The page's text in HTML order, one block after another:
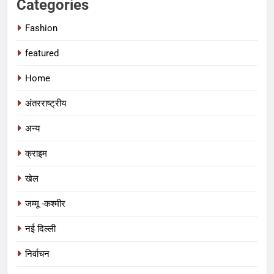
Categories
Fashion
featured
Home
अंतरराष्ट्रीय
अन्य
क्राइम
खेल
जम्मू -कश्मीर
नई दिल्ली
निर्वाचन